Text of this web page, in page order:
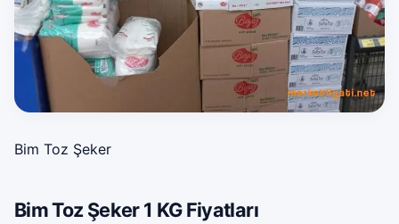
Bim Toz Şeker
Bim Toz Şeker 1 KG Fiyatları